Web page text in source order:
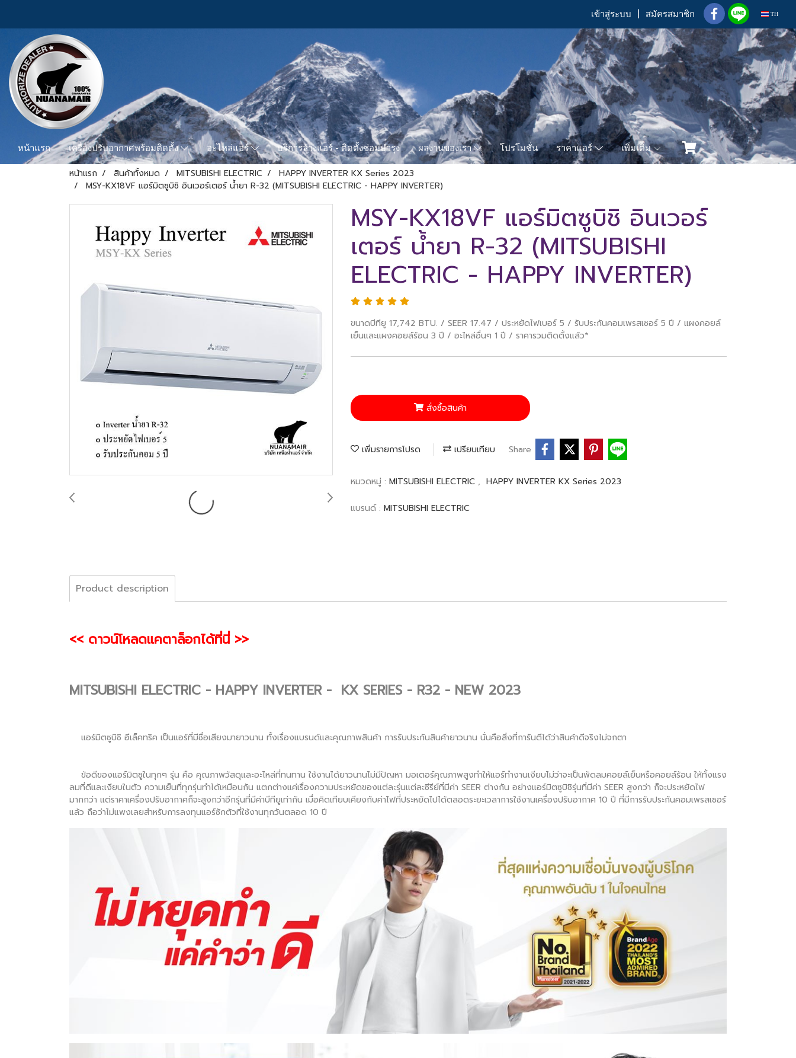
เข้าสู่ระบบ สมัครสมาชิก TH
หน้าแรก เครื่องปรับอากาศพร้อมติดตั้ง อะไหล่แอร์ บริการล้างแอร์ - ติดตั้งซ่อมบำรุง ผลงานของเรา โปรโมชั่น ราคาแอร์ เพิ่มเติม
หน้าแรก สินค้าทั้งหมด MITSUBISHI ELECTRIC
HAPPY INVERTER KX Series 2023
MSY-KX18VF แอร์มิตซูบิชิ อินเวอร์เตอร์ น้ำยา R-32 (MITSUBISHI ELECTRIC - HAPPY INVERTER)
MSY-KX18VF แอร์มิตซูบิชิ อินเวอร์
เตอร์ น้ำยา R-32 (MITSUBISHI
ELECTRIC - HAPPY INVERTER)
ขนาดบีทียู 17,742 BTU. / SEER 17.47 / ประหยัดไฟเบอร์ 5 / รับประกันคอมเพรสเซอร์ 5 ปี / แผงคอยล์
เย็นและแผงคอยล์ร้อน 3 ปี / อะไหล่อื่นๆ 1 ปี / ราคารวมติดตั้งแล้ว*
สั่งซื้อสินค้า
เพิ่มรายการโปรด เปรียบเทียบ Share
หมวดหมู่ : MITSUBISHI ELECTRIC , HAPPY INVERTER KX Series 2023
แบรนด์ : MITSUBISHI ELECTRIC
Product description
<< ดาวน์โหลดแคตาล็อกได้ที่นี่ >>
MITSUBISHI ELECTRIC - HAPPY INVERTER - KX SERIES - R32 - NEW 2023
แอร์มิตซูบิชิ อีเล็คทริค เป็นแอร์ที่มีชื่อเสียงมายาวนาน ทั้งเรื่องแบรนด์และคุณภาพสินค้า การรับประกันสินค้ายาวนาน นั่นคือสิ่งที่การันตีได้ว่าสินค้าดีจริงไม่จกตา
ข้อดีของแอร์มิตซูในทุกๆ รุ่น คือ คุณภาพวัสดุและอะไหล่ที่ทนทาน ใช้งานได้ยาวนานไม่มีปัญหา มอเตอร์คุณภาพสูงทำให้แอร์ทำงานเงียบไม่ว่าจะเป็นพัดลมคอยล์เย็นหรือคอยล์ร้อน ให้ทั้งแรง
ลมที่ดีและเงียบในตัว ความเย็นที่ทุกรุ่นทำได้เหมือนกัน แตกต่างแค่เรื่องความประหยัดของแต่ละรุ่นแต่ละซีรีย์ที่มีค่า SEER ต่างกัน อย่างแอร์มิตซูบิชิรุ่นที่มีค่า SEER สูงกว่า ก็จะประหยัดไฟ
มากกว่า แต่ราคาเครื่องปรับอากาศก็จะสูงกว่าอีกรุ่นที่มีค่าบีทียูเท่ากัน เมื่อคิดเทียบเคียงกับค่าไฟที่ประหยัดไปได้ตลอดระยะเวลาการใช้งานเครื่องปรับอากาศ 10 ปี ที่มีการรับประกันคอมเพรสเซอร์
แล้ว ถือว่าไม่แพงเลยสำหรับการลงทุนแอร์ซักตัวที่ใช้งานทุกวันตลอด 10 ปี